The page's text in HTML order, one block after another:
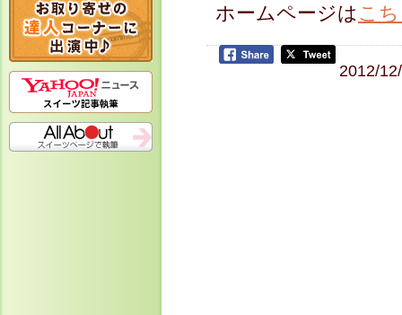
ホームページは こ
2012/